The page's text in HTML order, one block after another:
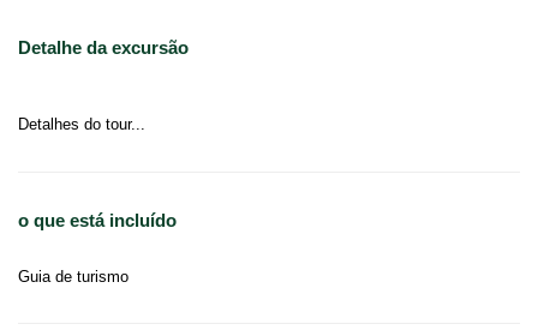
Detalhe da excursão
Detalhes do tour...
o que está incluído
Guia de turismo